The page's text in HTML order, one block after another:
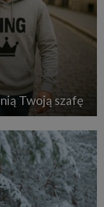
Twoją szafę